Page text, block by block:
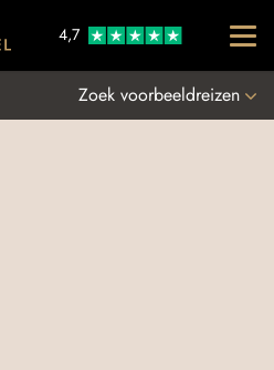
4,7
Zoek voorbeeldreizen